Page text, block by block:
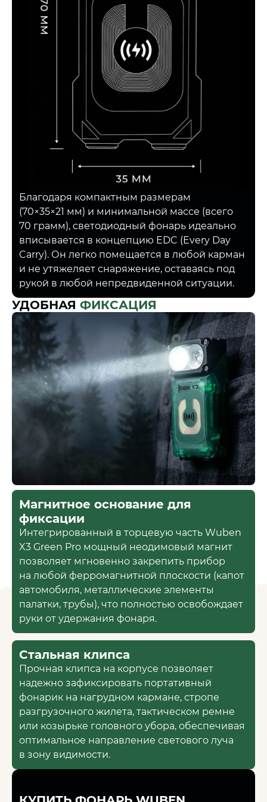
Благодаря компактным размерам
(70×35×21 мм) и минимальной массе (всего
70 грамм), светодиодный фонарь идеально
вписывается в концепцию EDC (Every Day
Carry). Он легко помещается в любой карман
и не утяжеляет снаряжение, оставаясь под
рукой в любой непредвиденной ситуации.
УДОБНАЯ ФИКСАЦИЯ
Магнитное основание для
фиксации
Интегрированный в торцевую часть Wuben
X3 Green Pro мощный неодимовый магнит
позволяет мгновенно закрепить прибор
на любой ферромагнитной плоскости (капот
автомобиля, металлические элементы
палатки, трубы), что полностью освобождает
руки от удержания фонаря.
Стальная клипса
Прочная клипса на корпусе позволяет
надежно зафиксировать портативный
фонарик на нагрудном кармане, стропе
разгрузочного жилета, тактическом ремне
или козырьке головного убора, обеспечивая
оптимальное направление светового луча
в зону видимости.
КАТАЛОГ
ПОКУПАТЕЛЯМ
ДИЛЕРАМ
МЕДИА-ЦЕНТР
+7 499 397-71-34